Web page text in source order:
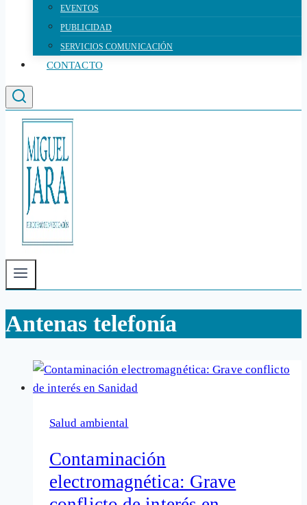
EVENTOS
PUBLICIDAD
SERVICIOS COMUNICACIÓN
CONTACTO
Antenas telefonía
Salud ambiental
Contaminación
electromagnética: Grave